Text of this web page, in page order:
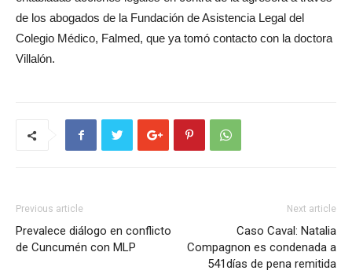
de los abogados de la Fundación de Asistencia Legal del
Colegio Médico, Falmed, que ya tomó contacto con la doctora
Villalón.
Previous article
Prevalece diálogo en conflicto
de Cuncumén con MLP
Next article
Caso Caval: Natalia
Compagnon es condenada a
541días de pena remitida